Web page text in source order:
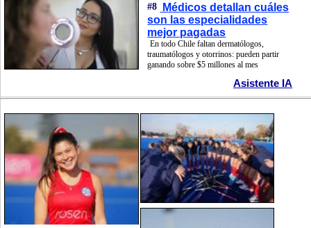
#8
Médicos detallan cuáles
son las especialidades
mejor pagadas
En todo Chile faltan dermatólogos,
traumatólogos y otorrinos: pueden partir
ganando sobre $5 millones al mes
Asistente IA